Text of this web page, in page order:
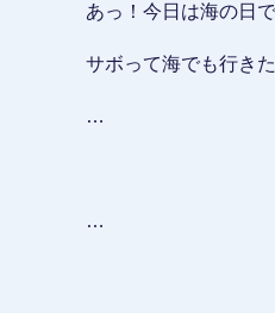
あっ！今日は海の日で
サボって海でも行き
…
…